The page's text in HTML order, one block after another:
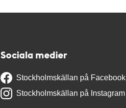
Sociala medier
Stockholmskällan på Facebook
Stockholmskällan på Instagram